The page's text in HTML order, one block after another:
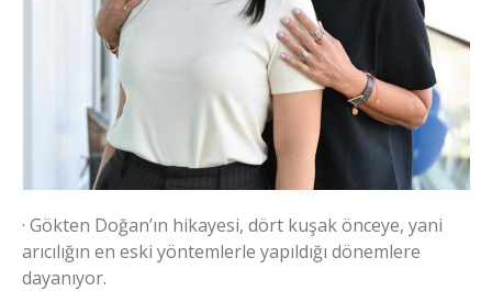
· Gökten Doğan’ın hikayesi, dört kuşak önceye, yani
arıcılığın en eski yöntemlerle yapıldığı dönemlere
dayanıyor.